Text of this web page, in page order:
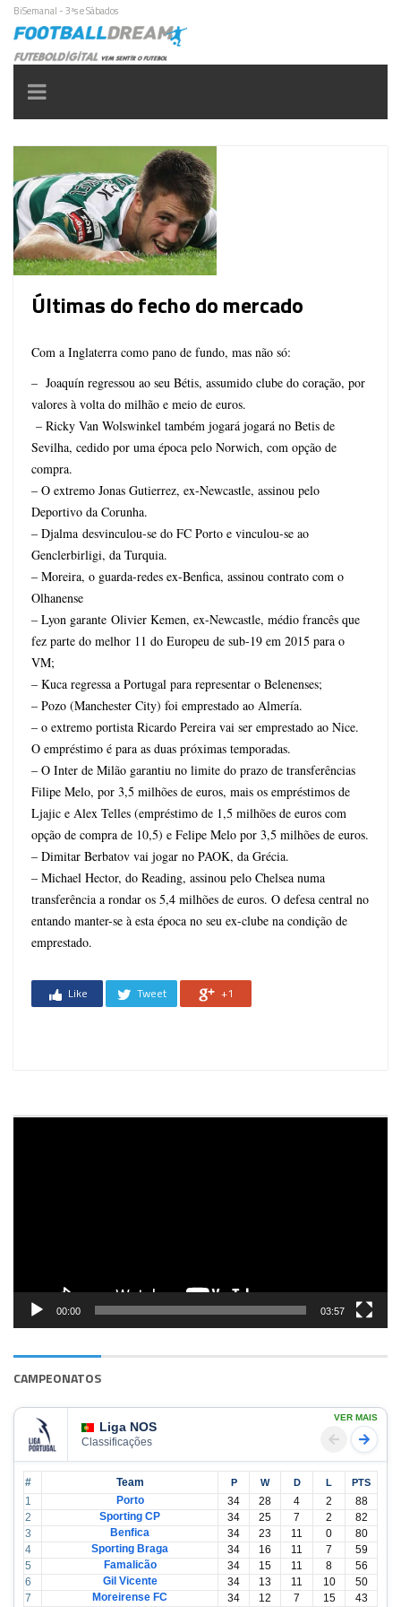
BiSemanal - 3ªs e Sábados
Toggle
navigation
Últimas do fecho do mercado
Com a Inglaterra como pano de fundo, mas não só:
– Joaquín regressou ao seu Bétis, assumido clube do coração, por
valores à volta do milhão e meio de euros.
– Ricky Van Wolswinkel também jogará jogará no Betis de
Sevilha, cedido por uma época pelo Norwich, com opção de
compra.
– O extremo Jonas Gutierrez, ex-Newcastle, assinou pelo
Deportivo da Corunha.
– Djalma desvinculou-se do FC Porto e vinculou-se ao
Genclerbirligi, da Turquia.
– Moreira, o guarda-redes ex-Benfica, assinou contrato com o
Olhanense
– Lyon garante Olivier Kemen, ex-Newcastle, médio francês que
fez parte do melhor 11 do Europeu de sub-19 em 2015 para o
VM;
– Kuca regressa a Portugal para representar o Belenenses;
– Pozo (Manchester City) foi emprestado ao Almería.
– o extremo portista Ricardo Pereira vai ser emprestado ao Nice.
O empréstimo é para as duas próximas temporadas.
– O Inter de Milão garantiu no limite do prazo de transferências
Filipe Melo, por 3,5 milhões de euros, mais os empréstimos de
Ljajic e Alex Telles (empréstimo de 1,5 milhões de euros com
opção de compra de 10,5) e Felipe Melo por 3,5 milhões de euros.
– Dimitar Berbatov vai jogar no PAOK, da Grécia.
– Michael Hector, do Reading, assinou pelo Chelsea numa
transferência a rondar os 5,4 milhões de euros. O defesa central no
entando manter-se à esta época no seu ex-clube na condição de
emprestado.
Like Tweet +1
00:00 03:57
CAMPEONATOS
Liga NOS
Classificações
VER MAIS
# Team P W D L PTS
1 Porto 34 28 4 2
88
2
Sporting CP 34 25 7 2
82
3
Benfica 34 23 11 0
80
4
Sporting Braga 34 16 11 7
59
5
Famalicão 34 15 11 8
56
6
Gil Vicente 34 13 11 10
50
7
Moreirense FC 34 12 7 15 43